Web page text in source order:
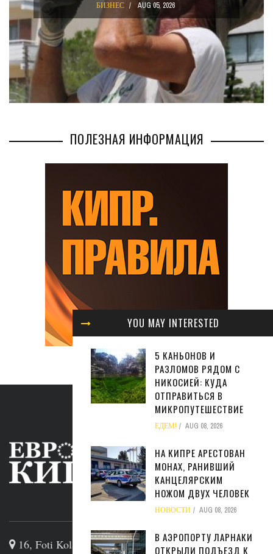
YOU MAY INTERESTED
5 КАНЬОНОВ И
РАЗЛОМОВ РЯДОМ С
НИКОСИЕЙ: КУДА
ОТПРАВИТЬСЯ В
МИКРОПУТЕШЕСТВИЕ
ЕДЕМ! AUG 08, 2026
НА КИПРЕ АРЕСТОВАН
МОНАХ, РАНИВШИЙ
КАНЦЕЛЯРСКИМ
НОЖОМ ДВУХ ЧЕЛОВЕК
НОВОСТИ AUG 08, 2026
В АЭРОПОРТУ ЛАРНАКИ
ОТКРЫЛИ ПОДЪЕЗД К
БИЗНЕС AUG 05, 2026
ПОЛЕЗНАЯ ИНФОРМАЦИЯ
ABOUT US
16, Foti Kolakidi str, 3031, Limassol, Cyprus